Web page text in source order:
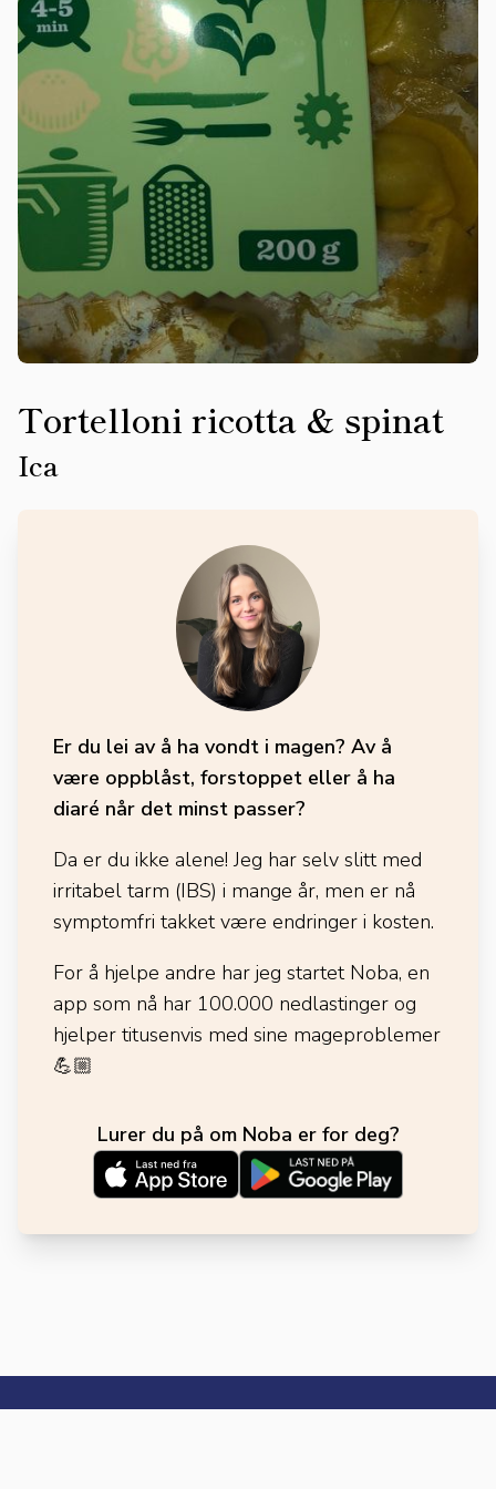
Tortelloni ricotta & spinat
Ica
Er du lei av å ha vondt i magen? Av å
være oppblåst, forstoppet eller å ha
diaré når det minst passer?
Da er du ikke alene! Jeg har selv slitt med
irritabel tarm (IBS) i mange år, men er nå
symptomfri takket være endringer i kosten.
For å hjelpe andre har jeg startet Noba, en
app som nå har 100.000 nedlastinger og
hjelper titusenvis med sine mageproblemer
💪🏼
Lurer du på om Noba er for deg?